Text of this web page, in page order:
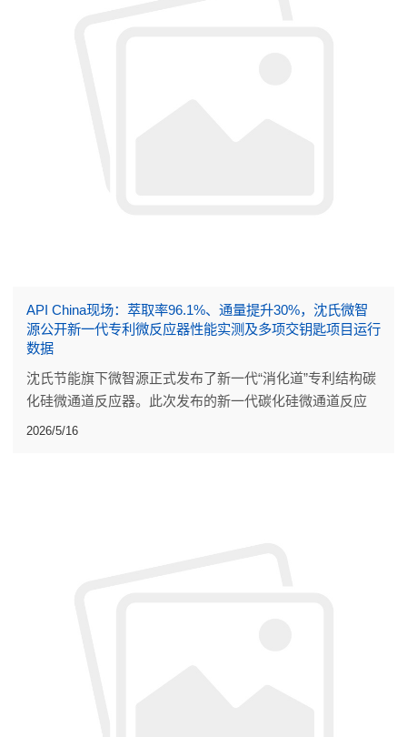
API China现场：萃取率96.1%、通量提升30%，沈氏微智
源公开新一代专利微反应器性能实测及多项交钥匙项目运行
数据
沈氏节能旗下微智源正式发布了新一代“消化道”专利结构碳
化硅微通道反应器。此次发布的新一代碳化硅微通道反应
器，是流道设计、材料配方与焊接工艺的系统迭代。
2026/5/16